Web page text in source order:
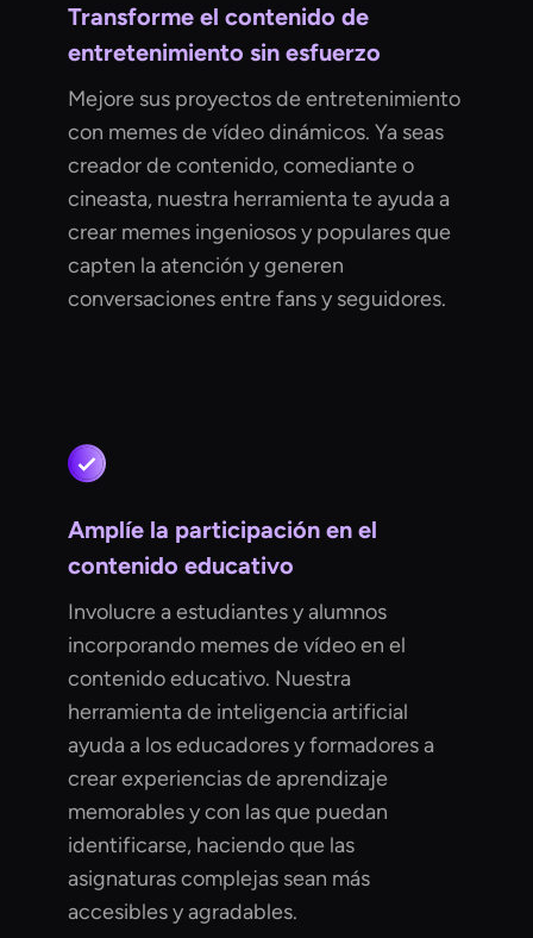
Transforme el contenido de
entretenimiento sin esfuerzo
Mejore sus proyectos de entretenimiento
con memes de vídeo dinámicos. Ya seas
creador de contenido, comediante o
cineasta, nuestra herramienta te ayuda a
crear memes ingeniosos y populares que
capten la atención y generen
conversaciones entre fans y seguidores.
Amplíe la participación en el
contenido educativo
Involucre a estudiantes y alumnos
incorporando memes de vídeo en el
contenido educativo. Nuestra
herramienta de inteligencia artificial
ayuda a los educadores y formadores a
crear experiencias de aprendizaje
memorables y con las que puedan
identificarse, haciendo que las
asignaturas complejas sean más
accesibles y agradables.